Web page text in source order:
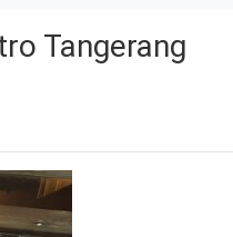
Tangerang